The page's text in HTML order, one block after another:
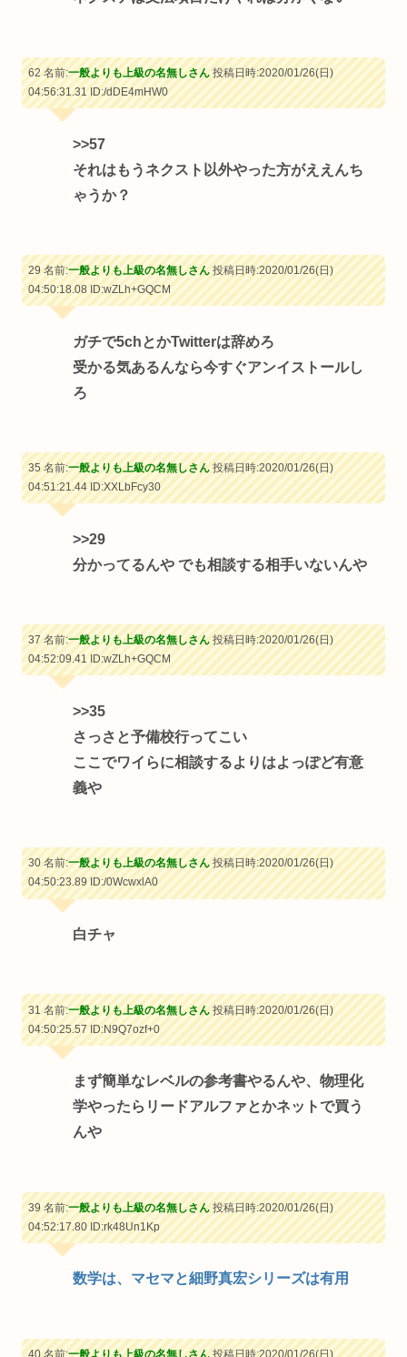
62 名前:一般よりも上級の名無しさん投稿日時:2020/01/26(日)
04:56:31.31ID:/dDE4mHW0
>>57
それはもうネクスト以外やった方がええんち
ゃうか？
29 名前:一般よりも上級の名無しさん投稿日時:2020/01/26(日)
04:50:18.08ID:wZLh+GQCM
ガチで5chとかTwitterは辞めろ
受かる気あるんなら今すぐアンイストールし
ろ
35 名前:一般よりも上級の名無しさん投稿日時:2020/01/26(日)
04:51:21.44ID:XXLbFcy30
>>29
分かってるんや でも相談する相手いないんや
37 名前:一般よりも上級の名無しさん投稿日時:2020/01/26(日)
04:52:09.41ID:wZLh+GQCM
>>35
さっさと予備校行ってこい
ここでワイらに相談するよりはよっぽど有意
義や
30 名前:一般よりも上級の名無しさん投稿日時:2020/01/26(日)
04:50:23.89ID:/0WcwxlA0
白チャ
31 名前:一般よりも上級の名無しさん投稿日時:2020/01/26(日)
04:50:25.57ID:N9Q7ozf+0
まず簡単なレベルの参考書やるんや、物理化
学やったらリードアルファとかネットで買う
んや
39 名前:一般よりも上級の名無しさん投稿日時:2020/01/26(日)
04:52:17.80ID:rk48Un1Kp
数学は、マセマと細野真宏シリーズは有用
40 名前:一般よりも上級の名無しさん投稿日時:2020/01/26(日)